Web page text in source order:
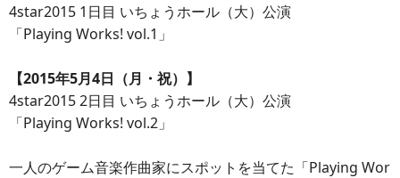
4star2015 1日目 いちょうホール（大）公演
「Playing Works! vol.1」
【2015年5月4日（月・祝）】
4star2015 2日目 いちょうホール（大）公演
「Playing Works! vol.2」
一人のゲーム音楽作曲家にスポットを当てた「Playing Wor